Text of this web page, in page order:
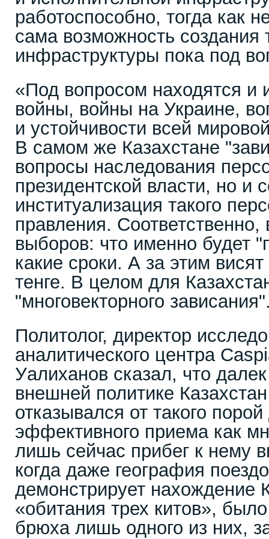
работоспособно, тогда как
сама возможность создания
инфраструктуры пока под
«Под вопросом находятся и
войны, войны на Украине,
и устойчивости всей
В самом же Казахстане
вопросы наследования
президентской власти, но и
институализация такого
правления. Соответственно,
выборов: что именно будет
какие сроки. А за этим
тенге. В целом для
"многовекторного
Политолог, директор
аналитического центра
Уалиханов сказал, что
внешней политике Казахстан
отказывался от такого
эффективного приема как
лишь сейчас прибег к нему
когда даже география
демонстрирует нахождение
«обитания трех китов»,
брюха лишь одного из них,